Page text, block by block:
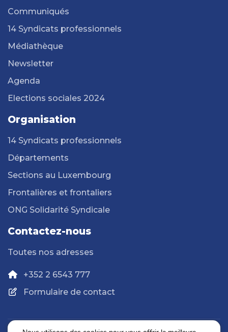
Communiqués
14 Syndicats professionnels
Médiathèque
Newsletter
Agenda
Elections sociales 2024
Organisation
14 Syndicats professionnels
Départements
Sections au Luxembourg
Frontalières et frontaliers
ONG Solidarité Syndicale
Contactez-nous
Toutes nos adresses
+352 2 6543 777
Formulaire de contact